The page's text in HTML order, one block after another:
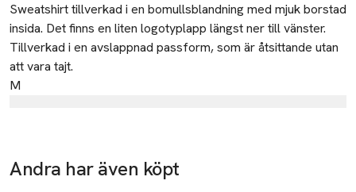
Sweatshirt tillverkad i en bomullsblandning med mjuk borstad
insida. Det finns en liten logotyplapp längst ner till vänster.
Tillverkad i en avslappnad passform, som är åtsittande utan
att vara tajt.
M
Goeteborgvej 15-17
DK-9200 Aalborg SV
Andra har även köpt